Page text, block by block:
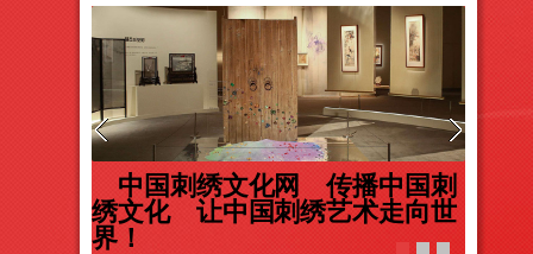
中国刺绣文化网 传播中国刺
绣文化 让中国刺绣艺术走向世
界！